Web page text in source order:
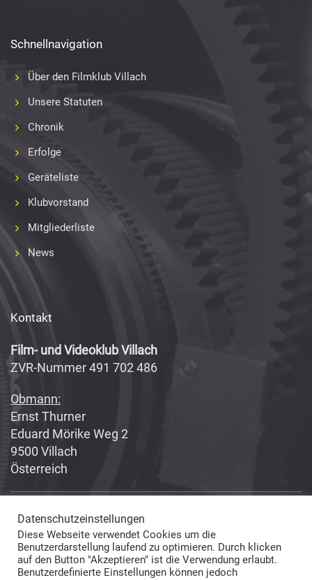
Schnellnavigation
Über den Filmklub Villach
Unsere Statuten
Chronik
Erfolge
Geräteliste
Klubvorstand
Mitgliederliste
News
Kontakt
Film- und Videoklub Villach
ZVR-Nummer 491 702 486
Obmann:
Ernst Thurner
Eduard Mörike Weg 2
9500 Villach
Österreich
Copyright 2017-2018Fabian Geissler (Webseitendesign)
und Film- und Videoklub Villach (Inhalte) © All Rights Reserved
Datenschutzeinstellungen
Diese Webseite verwendet Cookies um die
Benutzerdarstellung laufend zu optimieren. Durch klicken
auf den Button "Akzeptieren" ist die Verwendung erlaubt.
Benutzerdefinierte Einstellungen können jedoch